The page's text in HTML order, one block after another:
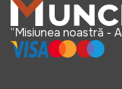
“Misiunea noastră -